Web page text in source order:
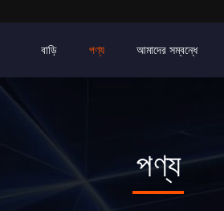
বাড়ি পণ্য আমাদের সম্বন্ধে
পণ্য